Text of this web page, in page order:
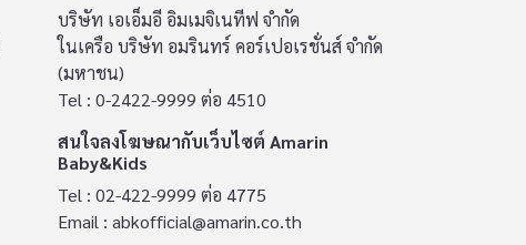
บริษัท เอเอ็มอี อิมเมจิเนทีฟ จำกัด
ในเครือ บริษัท อมรินทร์ คอร์เปอเรชั่นส์ จำกัด
(มหาชน)
Tel : 0-2422-9999 ต่อ 4510
สนใจลงโฆษณากับเว็บไซต์ Amarin
Baby&Kids
Tel : 02-422-9999 ต่อ 4775
Email : abkofficial@amarin.co.th